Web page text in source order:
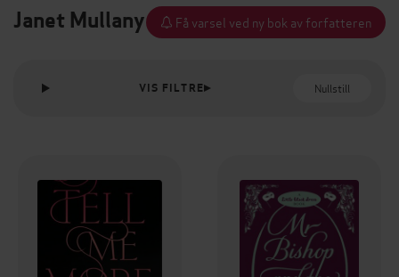
Janet Mullany Få varsel ved ny bok av forfatteren
VIS FILTRE Nullstill